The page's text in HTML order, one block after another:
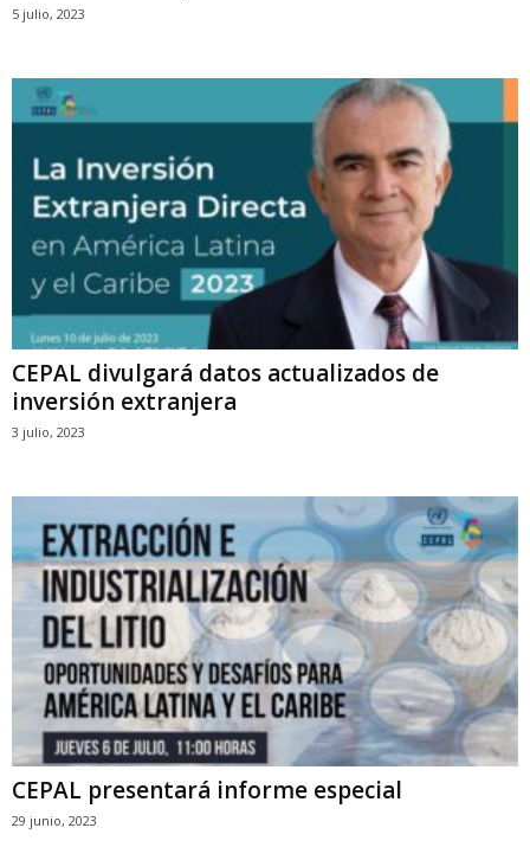
5 julio, 2023
CEPAL divulgará datos actualizados de
inversión extranjera
3 julio, 2023
CEPAL presentará informe especial
29 junio, 2023